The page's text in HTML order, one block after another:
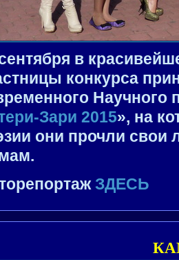
в
конкурса
Научного
Зари 2015», на
они прочли
ЗДЕСЬ